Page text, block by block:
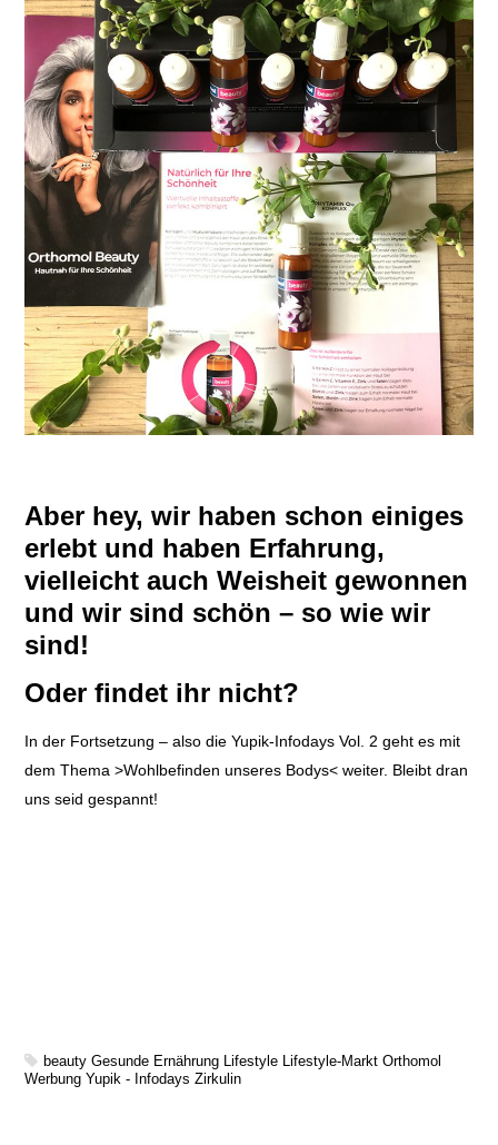
Aber hey, wir haben schon einiges
erlebt und haben Erfahrung,
vielleicht auch Weisheit gewonnen
und wir sind schön – so wie wir
sind!
Oder findet ihr nicht?
In der Fortsetzung – also die Yupik-Infodays Vol. 2 geht es mit
dem Thema >Wohlbefinden unseres Bodys< weiter. Bleibt dran
uns seid gespannt!
beauty Gesunde Ernährung Lifestyle Lifestyle-Markt Orthomol
Werbung Yupik - Infodays Zirkulin